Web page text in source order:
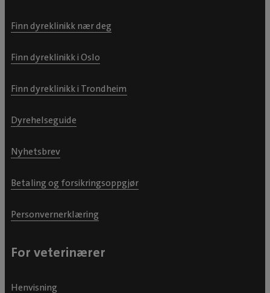
Finn dyreklinikk nær deg
Finn dyreklinikk i Oslo
Finn dyreklinikk i Trondheim
Dyrehelseguide
Nyhetsbrev
Betaling og forsikringsoppgjør
Personvernerklæring
For veterinærer
Henvisning